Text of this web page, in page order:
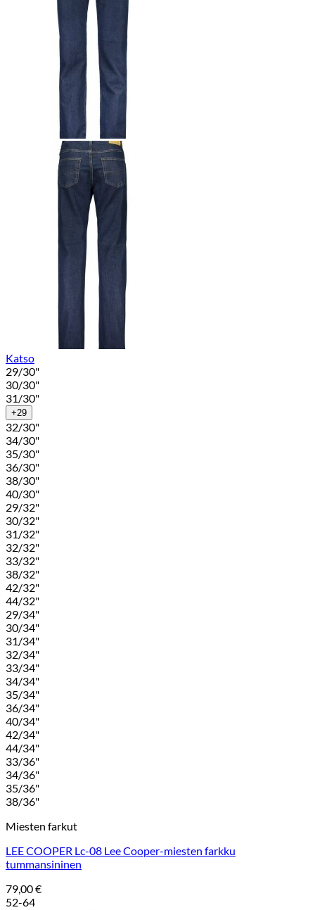
Katso
29/30"
30/30"
31/30"
+29
32/30"
34/30"
35/30"
36/30"
38/30"
40/30"
29/32"
30/32"
31/32"
32/32"
33/32"
38/32"
42/32"
44/32"
29/34"
30/34"
31/34"
32/34"
33/34"
34/34"
35/34"
36/34"
40/34"
42/34"
44/34"
33/36"
34/36"
35/36"
38/36"
Miesten farkut
LEE COOPER Lc-08 Lee Cooper-miesten farkku
tummansininen
79,00€
52-64